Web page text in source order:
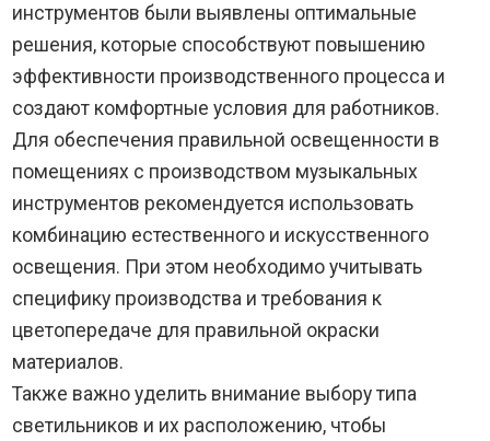
инструментов были выявлены оптимальные
решения, которые способствуют повышению
эффективности производственного процесса и
создают комфортные условия для работников.
Для обеспечения правильной освещенности в
помещениях с производством музыкальных
инструментов рекомендуется использовать
комбинацию естественного и искусственного
освещения. При этом необходимо учитывать
специфику производства и требования к
цветопередаче для правильной окраски
материалов.
Также важно уделить внимание выбору типа
светильников и их расположению, чтобы